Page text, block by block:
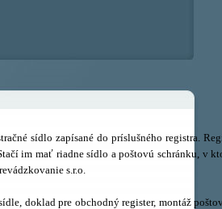
sídlo zapísané do príslušného registra.
im mať riadne sídlo a poštovú schránku, v
s.r.o.
doklad pre obchodný register, montáž